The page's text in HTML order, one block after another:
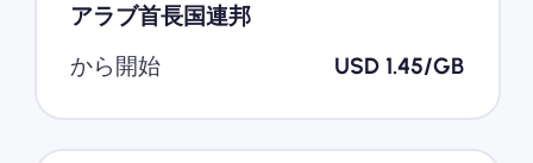
アラブ首長国連邦
から開始
USD 1.45/GB